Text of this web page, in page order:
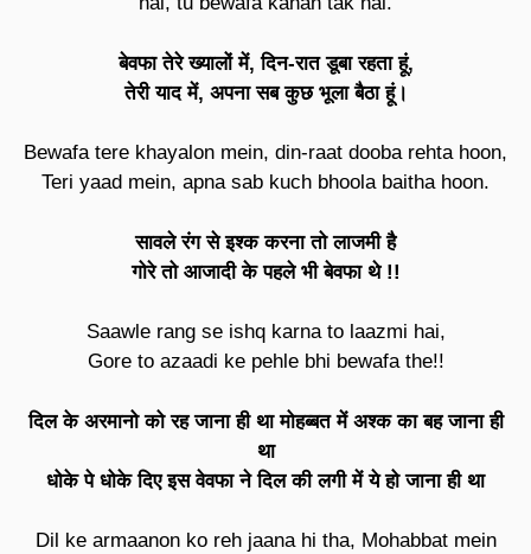
बेवफा तेरे ख्यालों में, दिन-रात डूबा रहता हूं,
तेरी याद में, अपना सब कुछ भूला बैठा हूं।
Bewafa tere khayalon mein, din-raat dooba rehta hoon,
Teri yaad mein, apna sab kuch bhoola baitha hoon.
सावले रंग से इश्क करना तो लाजमी है
गोरे तो आजादी के पहले भी बेवफा थे !!
Saawle rang se ishq karna to laazmi hai,
Gore to azaadi ke pehle bhi bewafa the!!
दिल के अरमानो को रह जाना ही था मोहब्बत में अश्क का बह जाना ही
था
धोके पे धोके दिए इस वेवफा ने दिल की लगी में ये हो जाना ही था
Dil ke armaanon ko reh jaana hi tha, Mohabbat mein